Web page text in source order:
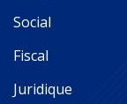
Social
Fiscal
Juridique